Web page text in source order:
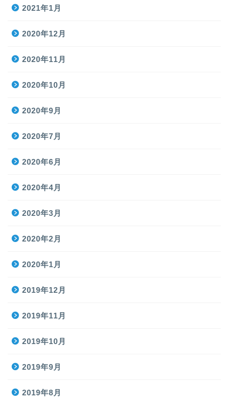
2021年1月
2020年12月
2020年11月
2020年10月
2020年9月
2020年7月
2020年6月
2020年4月
2020年3月
2020年2月
2020年1月
2019年12月
2019年11月
2019年10月
2019年9月
2019年8月